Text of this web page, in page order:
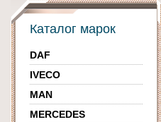
Каталог марок
DAF
IVECO
MAN
MERCEDES